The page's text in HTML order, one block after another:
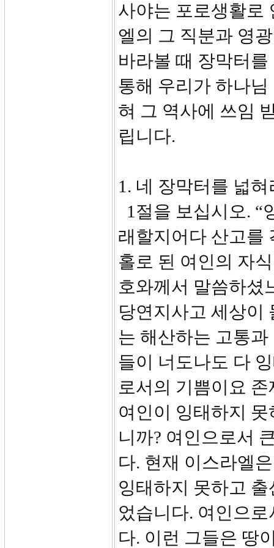
사야는 포로생활로
엘의 그 직분과 영
바라볼 때 장막터
통해 우리가 하나
혀 그 역사에 쓰임
립니다.
1. 네 장막터를 넓혀
1절을 보십시오. “
래할지어다 산고를
홀로 된 여인의 자
호와께서 말씀하셨
당연지사고 세상이
는 해산하는 고통
들이 너도나도 다
로서의 기쁨이요
여인이 잉태하지
니까? 여인으로서
다. 현재 이스라엘
잉태하지 못하고
었습니다. 여인으
다. 이런 그들은 땅